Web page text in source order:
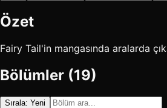
Özet
Fairy Tail'in mangasında aralarda
Bölümler (19)
Sırala: Yeni